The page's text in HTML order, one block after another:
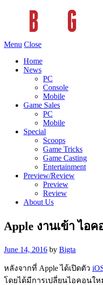
Menu Close
Home
News
PC
Console
Mobile
Game Sales
PC
Mobile
Special
Scoops
Game Tricks
Game Casting
Entertainment
Preview/Review
Preview
Review
About Us
Apple งานเข้า ไอ
June 14, 2016 by Bigta
หลังจากที่ Apple ได้เปิดตัว
โดยได้มีการเปลี่ยนไอคอนให